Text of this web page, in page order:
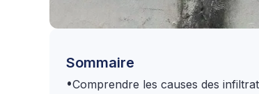
Sommaire
•Comprendre les causes des